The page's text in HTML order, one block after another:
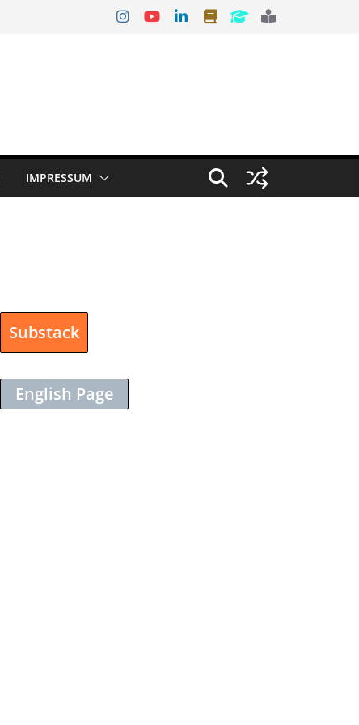
IMPRESSUM
Substack
English Page